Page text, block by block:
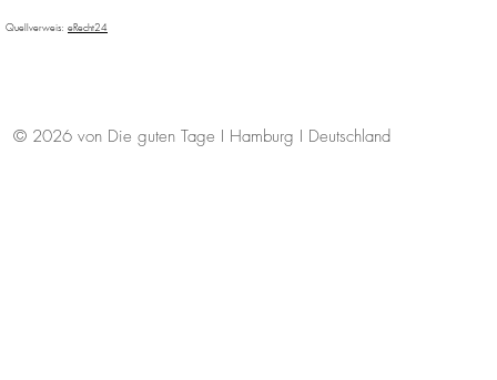
Quellverweis: eRecht24
© 2026 von Die guten Tage I Hamburg I Deutschland